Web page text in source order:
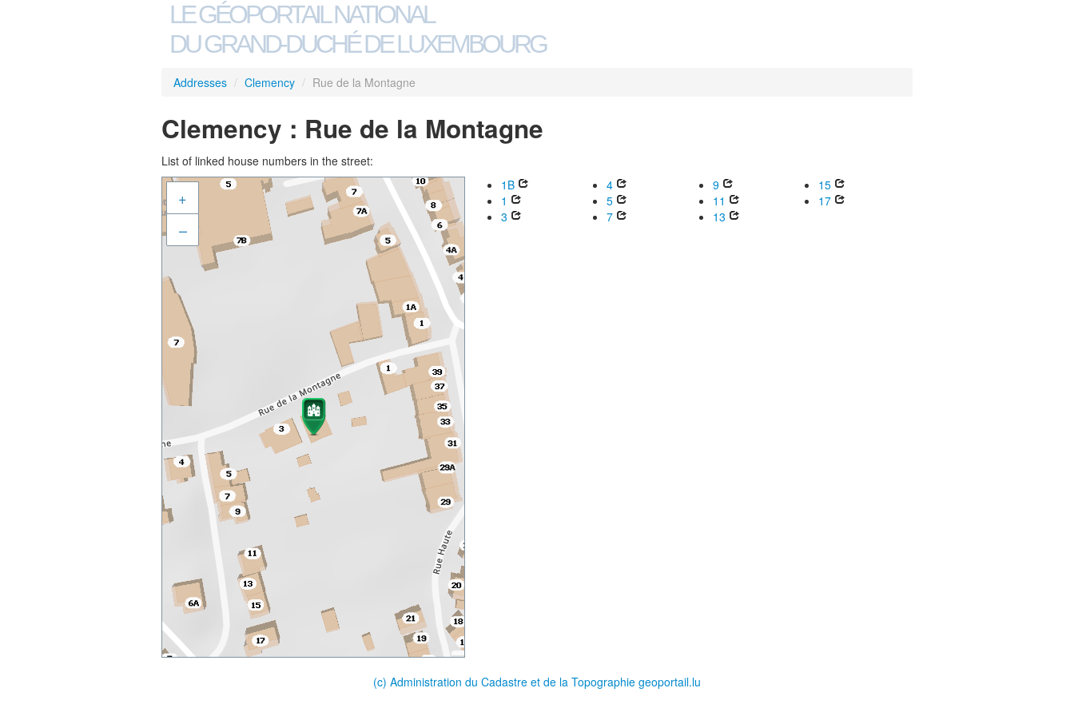
LE GÉOPORTAIL NATIONAL
DU GRAND-DUCHÉ DE LUXEMBOURG
Addresses / Clemency / Rue de la Montagne
Clemency : Rue de la Montagne
List of linked house numbers in the street:
+
–
1B
1
3
4
5
7
9
11
13
15
17
(c) Administration du Cadastre et de la Topographie geoportail.lu